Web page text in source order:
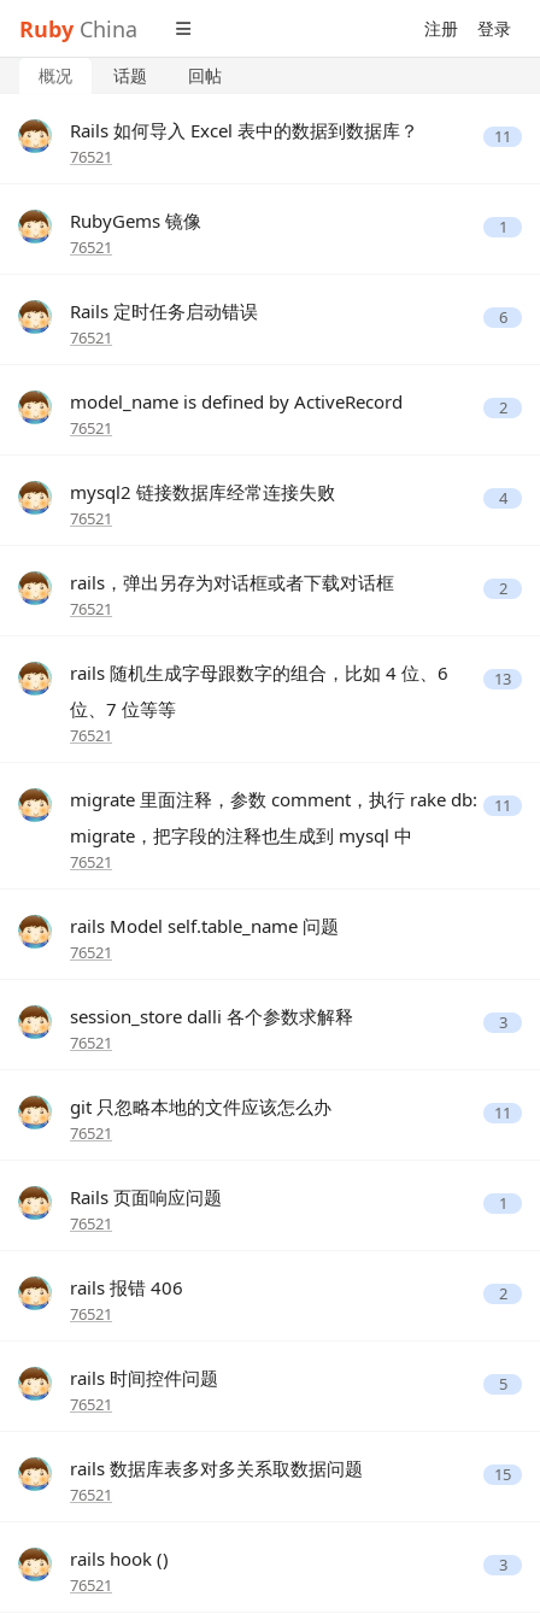
Ruby China 注册 登录
概况 话题 回帖
Rails 如何导入 Excel 表中的数据到数据库？
76521
11
RubyGems 镜像
76521
1
Rails 定时任务启动错误
76521
6
model_name is defined by ActiveRecord
76521
2
mysql2 链接数据库经常连接失败
76521
4
rails，弹出另存为对话框或者下载对话框
76521
2
rails 随机生成字母跟数字的组合，比如 4 位、6
位、7 位等等
76521
13
migrate 里面注释，参数 comment，执行 rake db:
migrate，把字段的注释也生成到 mysql 中
76521
11
rails Model self.table_name 问题
76521
session_store dalli 各个参数求解释
76521
3
git 只忽略本地的文件应该怎么办
76521
11
Rails 页面响应问题
76521
1
rails 报错 406
76521
2
rails 时间控件问题
76521
5
rails 数据库表多对多关系取数据问题
76521
15
rails hook ()
76521
3